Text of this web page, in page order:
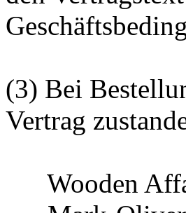
(3) Bei
Vertrag
Wooden